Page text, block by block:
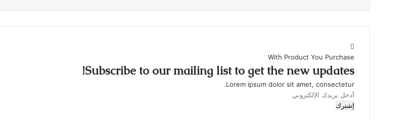
With Product You Purchase
Subscribe to our mailing list to get the new updates!
Lorem ipsum dolor sit amet, consectetur.
أدخل
بريدك